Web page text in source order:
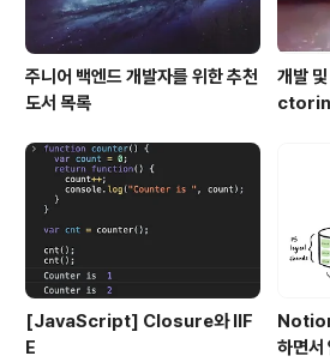
주니어 백엔드 개발자를 위한 추천
도서 목록
개발
[JavaScript] Closure와 IIF
E
하면서